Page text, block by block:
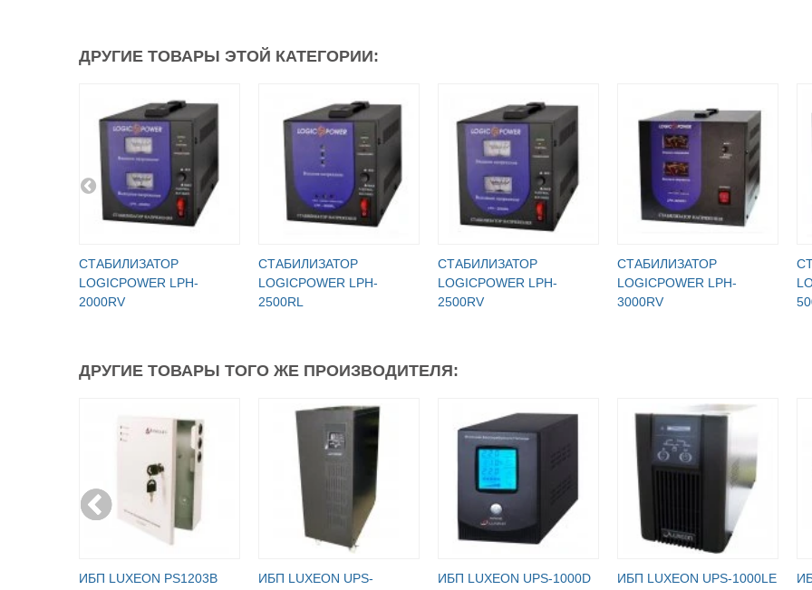
ДРУГИЕ ТОВАРЫ ЭТОЙ КАТЕГОРИИ:
СТАБИЛИЗАТОР
LOGICPOWER LPH-
2000RV
СТАБИЛИЗАТОР
LOGICPOWER LPH-
2500RL
СТАБИЛИЗАТОР
LOGICPOWER LPH-
2500RV
СТАБИЛИЗАТОР
LOGICPOWER LPH-
3000RV
ДРУГИЕ ТОВАРЫ ТОГО ЖЕ ПРОИЗВОДИТЕЛЯ:
ИБП LUXEON PS1203B
ИБП LUXEON UPS-
ИБП LUXEON UPS-1000D ИБП LUXEON UPS-1000LE